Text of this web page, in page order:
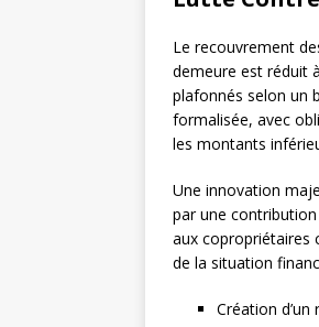
Le recouvrement
demeure est réduit
plafonnés selon un
formalisée, avec
les montants
Une innovation
par une
aux copropriétaires
de la situation
Création